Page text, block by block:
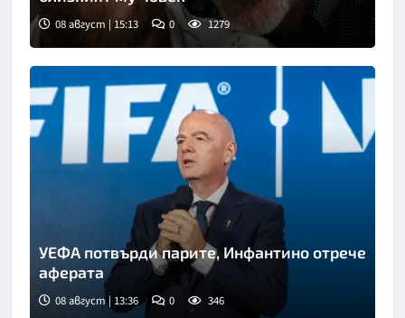
Снимка: Инстаграм
08 август | 15:13 0 1279
УЕФА потвърди парите, Инфантино отрече
аферата
08 август | 13:36 0 346